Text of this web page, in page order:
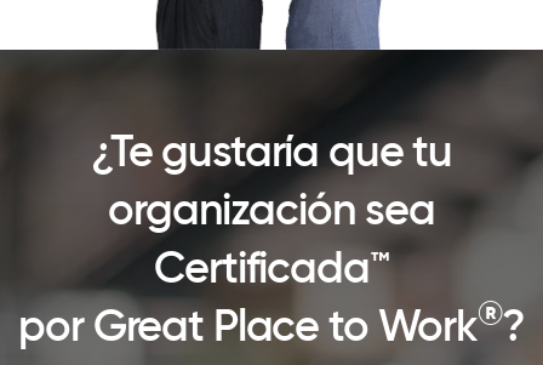
¿Te gustaría que tu
organización sea
Certificada™
por Great Place to Work®?